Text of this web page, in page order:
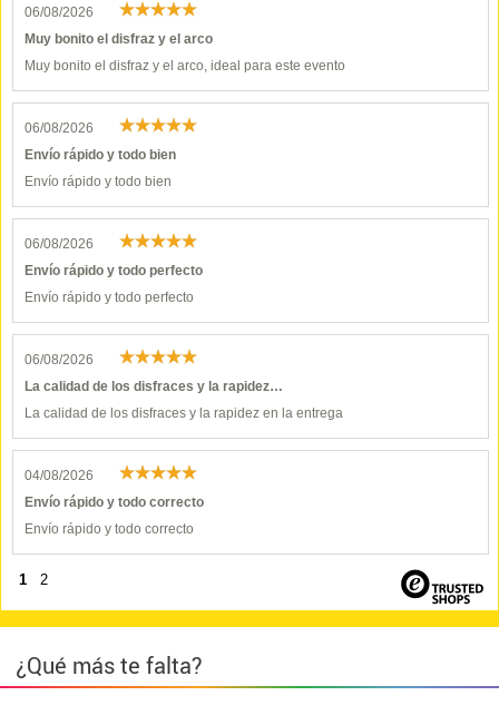
06/08/2026
Muy bonito el disfraz y el arco
Muy bonito el disfraz y el arco, ideal para este evento
06/08/2026
Envío rápido y todo bien
Envío rápido y todo bien
06/08/2026
Envío rápido y todo perfecto
Envío rápido y todo perfecto
06/08/2026
La calidad de los disfraces y la rapidez…
La calidad de los disfraces y la rapidez en la entrega
04/08/2026
Envío rápido y todo correcto
Envío rápido y todo correcto
1 2
¿Qué más te falta?